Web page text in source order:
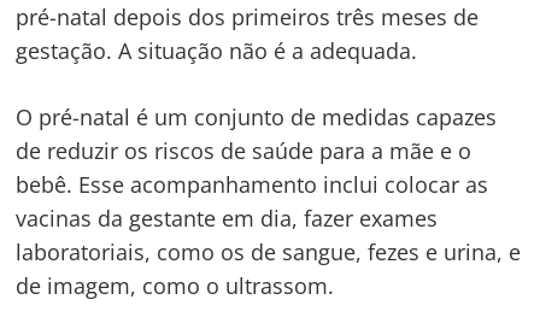
pré-natal depois dos primeiros três meses de
gestação. A situação não é a adequada.
O pré-natal é um conjunto de medidas capazes
de reduzir os riscos de saúde para a mãe e o
bebê. Esse acompanhamento inclui colocar as
vacinas da gestante em dia, fazer exames
laboratoriais, como os de sangue, fezes e urina, e
de imagem, como o ultrassom.